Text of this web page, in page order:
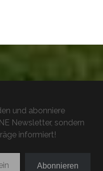
und abonniere
Newsletter, sondern
informiert!
Abonnieren